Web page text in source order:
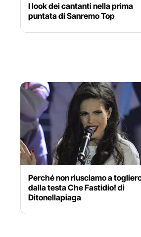
I look dei cantanti nella prima
puntata di Sanremo Top
Perché non riusciamo a
dalla testa Che Fastidio! di
Ditonellapiaga